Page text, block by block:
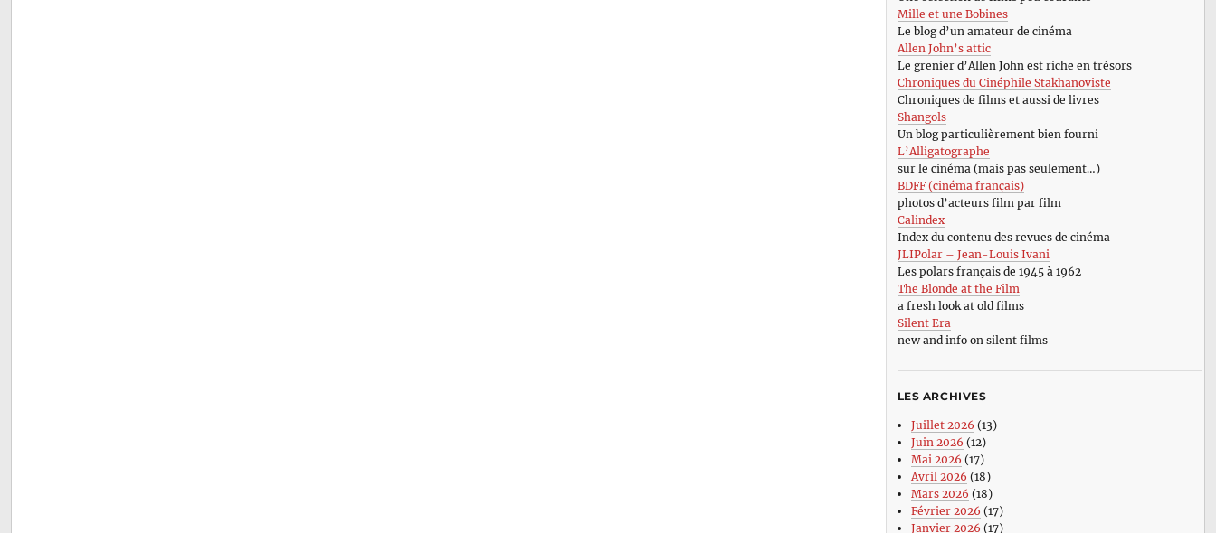
Mille et une Bobines
Le blog d’un amateur de cinéma
Allen John’s attic
Le grenier d’Allen John est riche en trésors
Chroniques du Cinéphile Stakhanoviste
Chroniques de films et aussi de livres
Shangols
Un blog particulièrement bien fourni
L’Alligatographe
sur le cinéma (mais pas seulement…)
BDFF (cinéma français)
photos d’acteurs film par film
Calindex
Index du contenu des revues de cinéma
JLIPolar – Jean-Louis Ivani
Les polars français de 1945 à 1962
The Blonde at the Film
a fresh look at old films
Silent Era
new and info on silent films
LES ARCHIVES
Juillet 2026 (13)
Juin 2026 (12)
Mai 2026 (17)
Avril 2026 (18)
Mars 2026 (18)
Février 2026 (17)
Janvier 2026 (17)